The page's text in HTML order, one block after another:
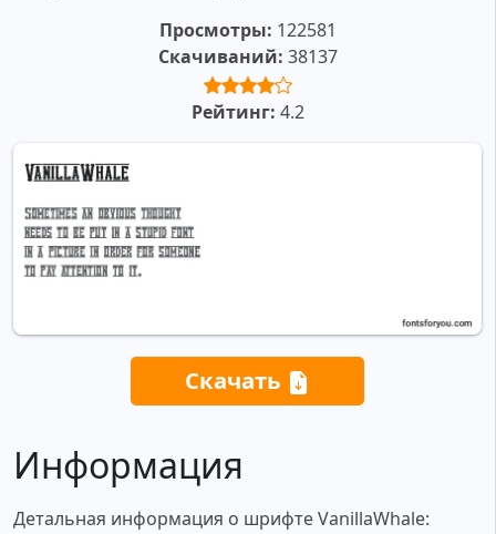
Просмотры: 122581
Скачиваний: 38137
Рейтинг: 4.2
Скачать
Информация
Детальная информация о шрифте VanillaWhale: